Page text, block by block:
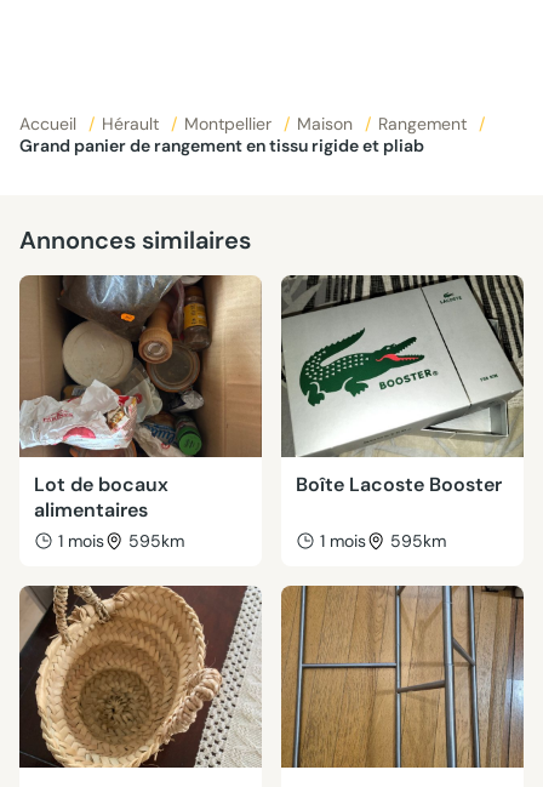
Accueil / Hérault / Montpellier / Maison / Rangement
/
Grand panier de rangement en tissu rigide et pliab
Annonces similaires
Lot de bocaux
alimentaires
1 mois 595km
Boîte Lacoste Booster
1 mois 595km